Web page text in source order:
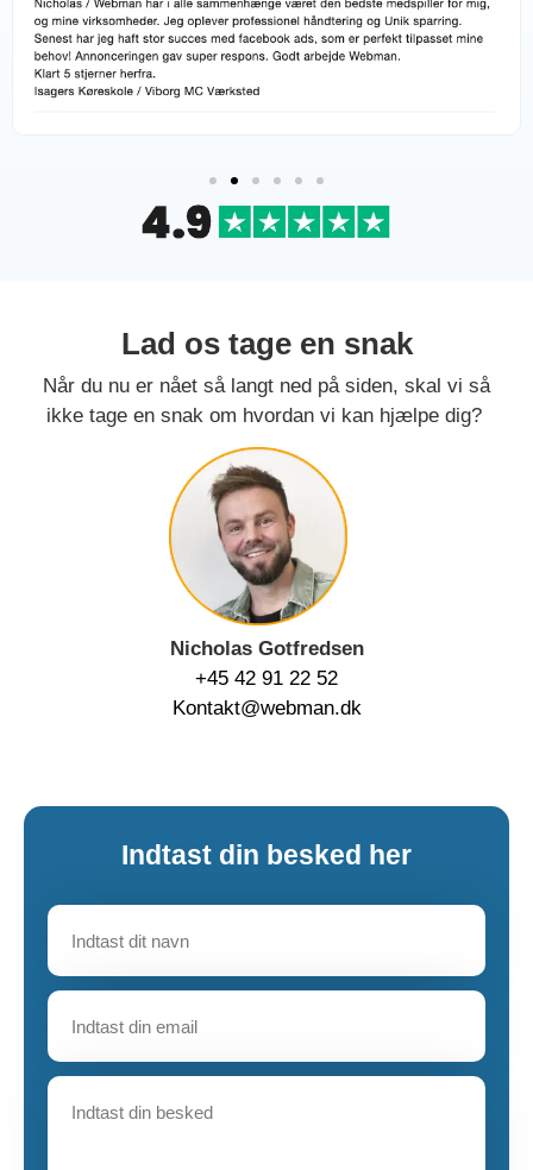
Lad os tage en snak
Når du nu er nået så langt ned på siden, skal vi så
ikke tage en snak om hvordan vi kan hjælpe dig?
Nicholas Gotfredsen
+45 42 91 22 52
Kontakt@webman.dk
Indtast din besked her